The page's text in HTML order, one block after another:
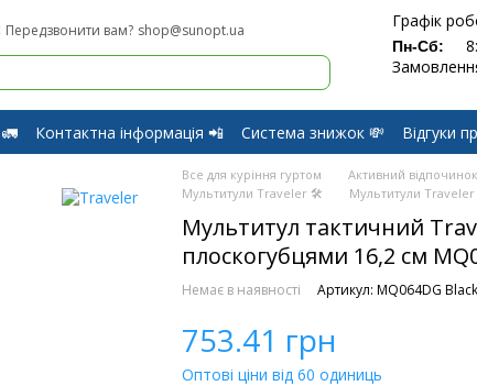
Передзвонити вам? shop@sunopt.ua Графік
Пн-Сб:
Контактна інформація 📲 Система знижок 💸 Відгуки
і Повернення
Все для куріння гуртом Активний
Мультитули Traveler 🛠️
Мультитули
Мультитул тактичний
плоскогубцями 16,2 см
Немає в наявності Артикул: MQ064DG Black
753.41 грн
Оптові ціни від 60 одиниць